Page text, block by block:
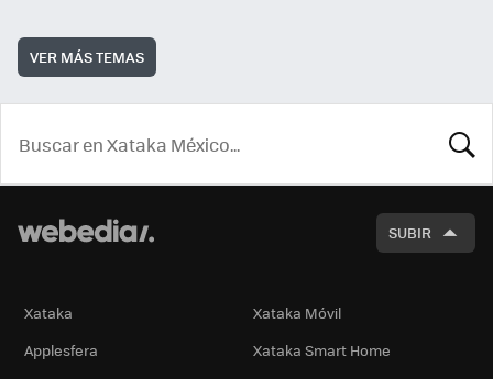
VER MÁS TEMAS
SUBIR
Xataka
Xataka Móvil
Applesfera
Xataka Smart Home